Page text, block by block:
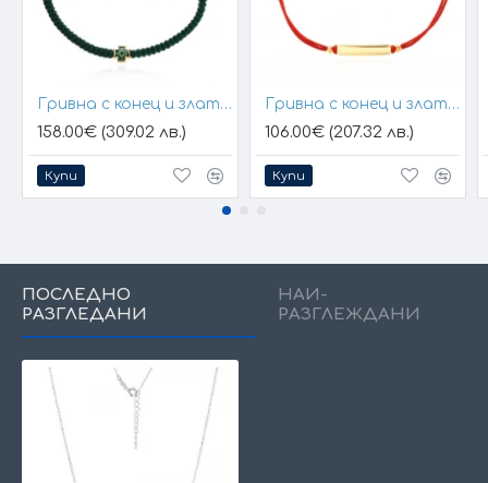
Гривна с конец и златен елемент кръст
158.00€ (309.02 лв.)
Купи
Гривна с конец и златна плочка за гравиране
106.00€ (207.32 лв.)
Купи
ПОСЛЕДНО
РАЗГЛЕДАНИ
НАЙ-
РАЗГЛЕЖДАНИ